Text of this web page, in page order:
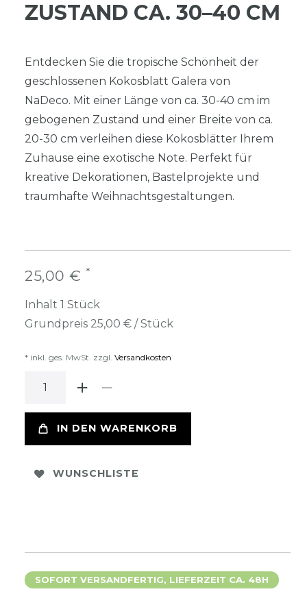
ZUSTAND CA. 30–40 CM
Entdecken Sie die tropische Schönheit der
geschlossenen Kokosblatt Galera von
NaDeco. Mit einer Länge von ca. 30-40 cm im
gebogenen Zustand und einer Breite von ca.
20-30 cm verleihen diese Kokosblätter Ihrem
Zuhause eine exotische Note. Perfekt für
kreative Dekorationen, Bastelprojekte und
traumhafte Weihnachtsgestaltungen.
25,00 € *
Inhalt 1 Stück
Grundpreis 25,00 € / Stück
* inkl. ges. MwSt. zzgl. Versandkosten
IN DEN WARENKORB
WUNSCHLISTE
SOFORT VERSANDFERTIG, LIEFERZEIT CA. 48H